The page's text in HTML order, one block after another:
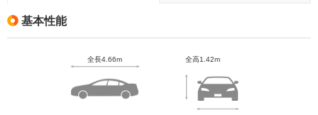
基本性能
全長4.66m 全高1.42m